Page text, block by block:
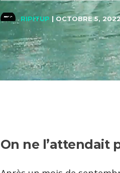
RIPITUP | OCTOBRE 5,
On ne l’attendait